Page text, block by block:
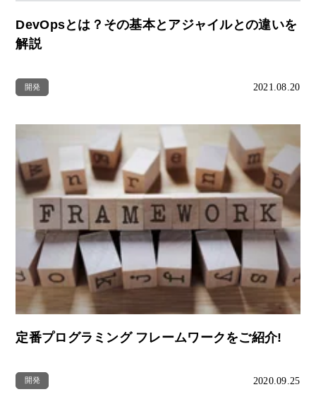
DevOpsとは？その基本とアジャイルとの違いを
解説
開発 2021.08.20
定番プログラミング フレームワークをご紹介!
開発 2020.09.25